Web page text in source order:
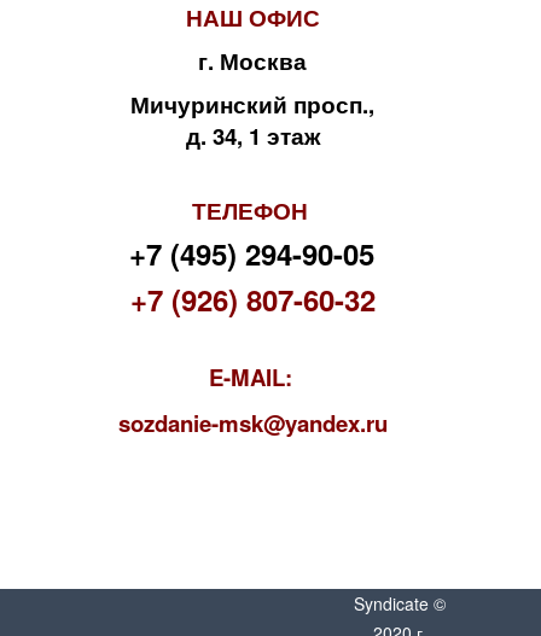
НАШ ОФИС
г. Москва
Мичуринский просп.,
д. 34, 1 этаж
ТЕЛЕФОН
+7 (495) 294-90-05
+7 (926) 807-60-32
E-MAIL:
sozdanie-msk@yandex.ru
Syndicate ©